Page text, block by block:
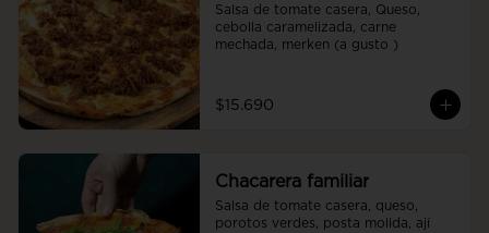
Salsa de tomate casera, Queso,
cebolla caramelizada, carne
mechada, merken (a gusto )
$15.690
Chacarera familiar
Salsa de tomate casera, queso,
porotos verdes, posta molida, ají